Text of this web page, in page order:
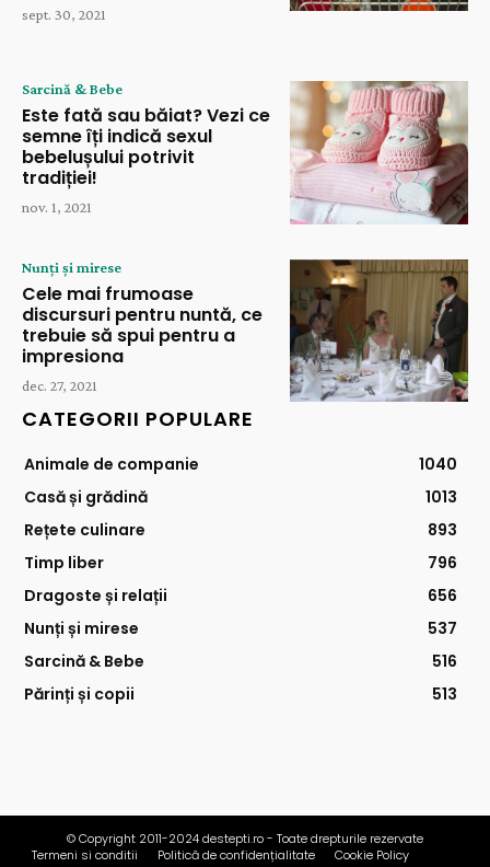
sept. 30, 2021
Sarcină & Bebe
Este fată sau băiat? Vezi ce
semne îți indică sexul
bebelușului potrivit
tradiției!
nov. 1, 2021
Nunți și mirese
Cele mai frumoase
discursuri pentru nuntă, ce
trebuie să spui pentru a
impresiona
dec. 27, 2021
CATEGORII POPULARE
Animale de companie
1040
Casă și grădină
1013
Rețete culinare
893
Timp liber
796
Dragoste și relații
656
Nunți și mirese
537
Sarcină & Bebe
516
Părinți și copii
513
© Copyright 2011-2024 destepti.ro - Toate drepturile rezervate
Termeni si conditii
Politică de confidențialitate
Cookie Policy